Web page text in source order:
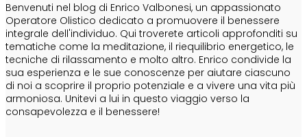
Benvenuti nel blog di Enrico Valbonesi, un appassionato
Operatore Olistico dedicato a promuovere il benessere
integrale dell'individuo. Qui troverete articoli approfonditi su
tematiche come la meditazione, il riequilibrio energetico, le
tecniche di rilassamento e molto altro. Enrico condivide la
sua esperienza e le sue conoscenze per aiutare ciascuno
di noi a scoprire il proprio potenziale e a vivere una vita più
armoniosa. Unitevi a lui in questo viaggio verso la
consapevolezza e il benessere!